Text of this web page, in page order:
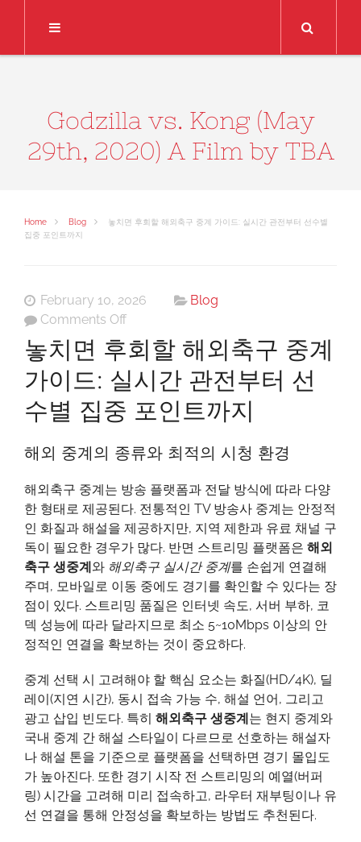
Godzilla vs. Kong (May
29th, 2020) A Film by TBA
Home Blog
놓치면 후회할 해외축구 중계 가이드: 실시간 관전부터 선수별
집중 포인트까지
February 10, 2026
Blog
Comments Offon
놓
치
후
회
해
축
구
중
계
가
이
드:
실
시
관
전
부
터
선
수
별
집
놓치면 후회할 해외축구 중계
가이드: 실시간 관전부터 선
수별 집중 포인트까지
해외 중계의 종류와 최적의 시청 환경
해외축구 중계는 방송 플랫폼과 전달 방식에 따라 다양
한 형태로 제공된다. 전통적인 TV 방송사 중계는 안정적
인 화질과 해설을 제공하지만, 지역 제한과 유료 채널 구
독이 필요한 경우가 많다. 반면 스트리밍 플랫폼은 해외
축구 생중계와 해외축구 실시간 중계를 손쉽게 연결해
주며, 모바일로 이동 중에도 경기를 확인할 수 있다는 장
점이 있다. 스트리밍 품질은 인터넷 속도, 서버 부하, 코
덱 성능에 따라 달라지므로 최소 5~10Mbps 이상의 안
정적인 연결을 확보하는 것이 중요하다.
중계 선택 시 고려해야 할 핵심 요소는 화질(HD/4K), 딜
레이(지연 시간), 동시 접속 가능 수, 해설 언어, 그리고
광고 삽입 빈도다. 특히 해외축구 생중계는 현지 중계와
국내 중계 간 해설 스타일이 다르므로 선호하는 해설자
나 해설 톤을 기준으로 플랫폼을 선택하면 경기 몰입도
가 높아진다. 또한 경기 시작 전 스트리밍의 예열(버퍼
링) 시간을 고려해 미리 접속하고, 라우터 재부팅이나 유
선 연결을 통해 안정성을 확보하는 방법도 추천된다.